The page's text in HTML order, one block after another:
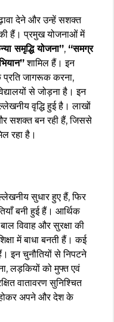
देने और उन्हें सशक्त
हैं। प्रमुख योजनाओं में
समृद्धि योजना”, “समग्र
शामिल हैं। इन
प्रति जागरूक करना,
से जोड़ना है। इन
वृद्धि हुई है। लाखों
सशक्त बन रही हैं, जिससे
रहा है।
सुधार हुए हैं, फिर
बनी हुई हैं। आर्थिक
विवाह और सुरक्षा की
में बाधा बनती हैं। कई
इन चुनौतियों से निपटने
लड़कियों को मुफ्त एवं
वातावरण सुनिश्चित
होकर अपने और देश के